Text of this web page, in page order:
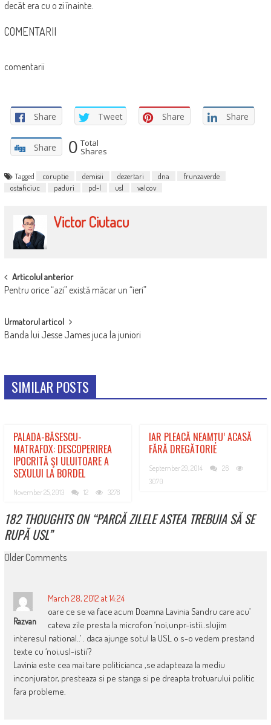
decât era cu o zi înainte.
COMENTARII
comentarii
Share Tweet Share Share
Share 0 Total
Shares
Tagged coruptie demisii dezertari dna
frunzaverde
ostaficiuc
paduri pd-l usl valcov
Victor Ciutacu
POST
NAVIGATION
Articolul anterior
Pentru orice “azi” există măcar un “ieri”
Urmatorul articol
Banda lui Jesse James juca la juniori
SIMILAR POSTS
PALADA-BĂSESCU-
MATRAFOX: DESCOPERIREA
IPOCRITĂ ŞI ULUITOARE A
SEXULUI LA BORDEL
November 25, 2013 12 3278
IAR PLEACĂ NEAMȚU’ ACASĂ
FĂRĂ DREGĂTORIE
September 29, 2014
26
3070
182 THOUGHTS ON “PARCĂ ZILELE ASTEA TREBUIA SĂ SE
RUPĂ USL”
COMMENT
Older Comments
Razvan
March 28, 2012 at 14:24
oare ce se va face acum Doamna Lavinia Sandru care acu’
cateva zile presta la microfon ‘noi,unpr-istii..slujim
interesul national..’ . daca ajunge sotul la USL o s-o vedem prestand
texte cu ‘noi,usl-istii’?
Lavinia este cea mai tare politicianca ,se adapteaza la mediu
inconjurator, presteaza si pe stanga si pe dreapta trotuarului politic
fara probleme.